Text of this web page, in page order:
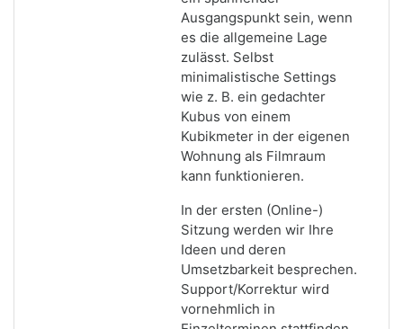
Ausgangspunkt sein, wenn
es die allgemeine Lage
zulässt. Selbst
minimalistische Settings
wie z. B. ein gedachter
Kubus von einem
Kubikmeter in der eigenen
Wohnung als Filmraum
kann funktionieren.
In der ersten (Online-)
Sitzung werden wir Ihre
Ideen und deren
Umsetzbarkeit besprechen.
Support/Korrektur wird
vornehmlich in